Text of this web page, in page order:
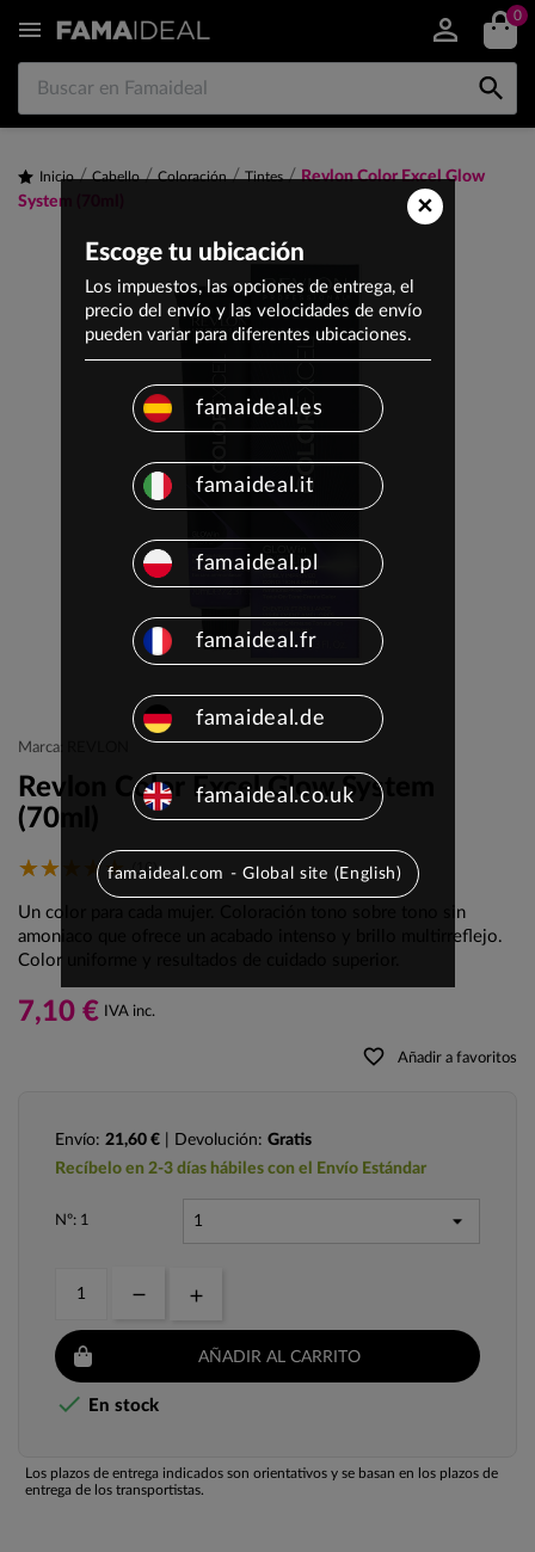
 0

Inicio Cabello Coloración Tintes
Revlon Color Excel Glow
System (70ml)
Marca: REVLON
Revlon Color Excel Glow System
(70ml)
(16)
Un color para cada mujer. Coloración tono sobre tono sin
amoniaco que ofrece un acabado intenso y brillo multirreflejo.
Color uniforme y resultados de cuidado superior.
7,10 € IVA inc.
favorite_border Añadir a favoritos
Envío: 21,60 € | Devolución: Gratis
Recíbelo en 2-3 días hábiles con el Envío Estándar
Nº: 1
AÑADIR AL CARRITO
 En stock
Los plazos de entrega indicados son orientativos y se basan en los plazos de
entrega de los transportistas.
×
Escoge tu ubicación
Los impuestos, las opciones de entrega, el
precio del envío y las velocidades de envío
pueden variar para diferentes ubicaciones.
famaideal.es
famaideal.it
famaideal.pl
famaideal.fr
famaideal.de
famaideal.co.uk
famaideal.com - Global site (English)